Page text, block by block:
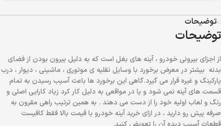
توضیحات
توضیحات
از اجزای بیرونی خودرو ، آینه های بغل است که به دلیل بیرون بودن از فضای
بدنه بیشتر در معرض برخورد با وسایل نقلیه ی موتوری ، ماشینی ، دیوار ، درب
پارکینگ و غیره قرار می گیرد.گاهی این برخورد ها باعث آسیب رسیدن به تمام
قسمت های آینه نمی شود و یا در مواقعی به دلیل کار کرد زیاد کارایی اصلی و
رنگ و لعاب اولیه خود را از دست می دهند . به همین ترتیب راهی مقرون به
صرفه پیش رو دارید ، در ازای خرید آینه خودرو با قیمت بالا فقط کافیست